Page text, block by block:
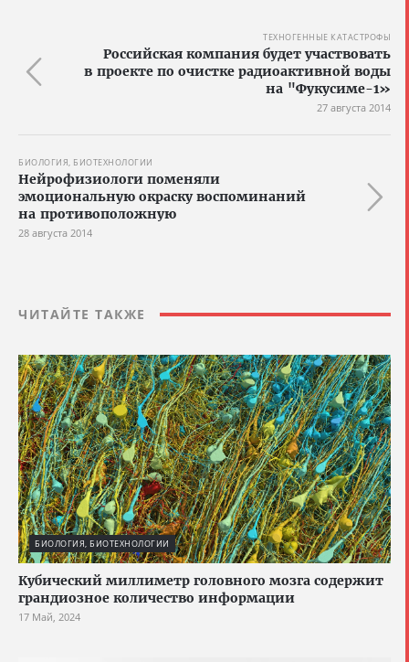
ТЕХНОГЕННЫЕ КАТАСТРОФЫ
Российская компания будет участвовать
в проекте по очистке радиоактивной воды
на "Фукусиме-1»
27 августа 2014
БИОЛОГИЯ, БИОТЕХНОЛОГИИ
Нейрофизиологи поменяли
эмоциональную окраску воспоминаний
на противоположную
28 августа 2014
ЧИТАЙТЕ ТАКЖЕ
БИОЛОГИЯ, БИОТЕХНОЛОГИИ
Кубический миллиметр головного мозга содержит
грандиозное количество информации
17 Май, 2024